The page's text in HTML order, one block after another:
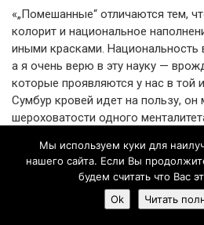
«„Помешанные“ отличаются тем,
колорит и национальное
иными красками. Национальность
а я очень верю в эту науку —
которые проявляются у нас в той
Сумбур кровей идет на пользу, он
шероховатости одного
Корни: грузинские, украинские,
Мы используем куки для
нашего сайта. Если Вы
будем считать что Вас
Ok
Читать